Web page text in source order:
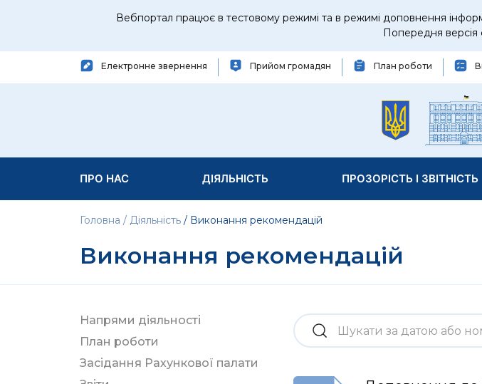
Вебпортал працює в тестовому режимі та в режимі доповнення
Попередня версія
Електронне звернення Прийом громадян План роботи
ПРО НАС ДІЯЛЬНІСТЬ ПРОЗОРІСТЬ І ЗВІТНІСТЬ
Головна Діяльність Виконання рекомендацій
Виконання рекомендацій
Напрями діяльності
План роботи
Засідання Рахункової палати